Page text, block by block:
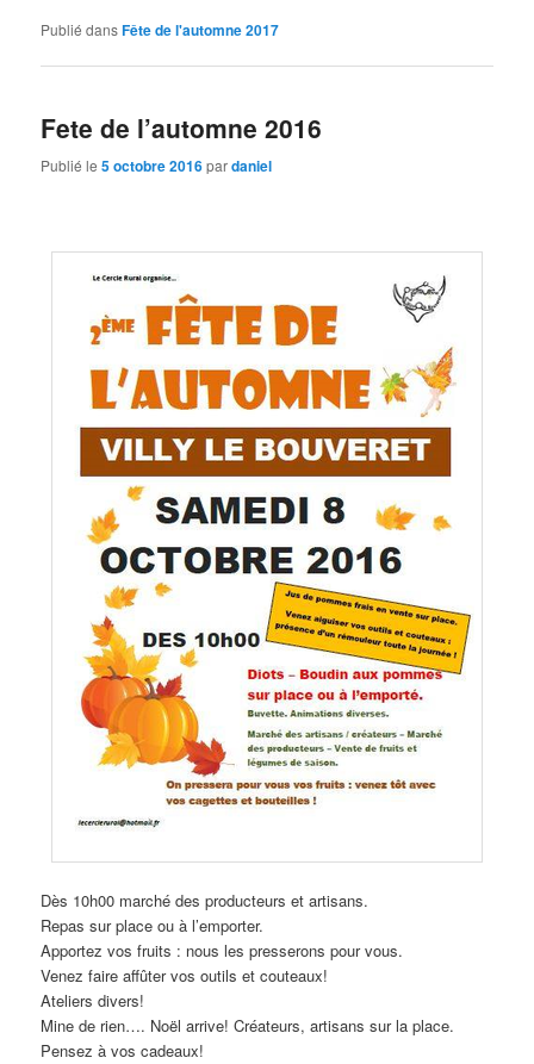
Publié dansFête de l'automne 2017
Fete de l’automne 2016
Publié le5 octobre 2016pardaniel
Dès 10h00 marché des producteurs et artisans.
Repas sur place ou à l’emporter.
Apportez vos fruits : nous les presserons pour vous.
Venez faire affûter vos outils et couteaux!
Ateliers divers!
Mine de rien…. Noël arrive! Créateurs, artisans sur la place.
Pensez à vos cadeaux!